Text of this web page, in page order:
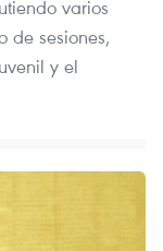
varios
de sesiones,
y el